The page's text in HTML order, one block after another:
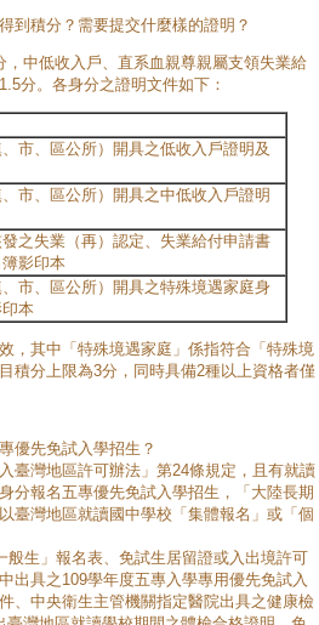
到積分？需要提交什麼樣的證明？
，中低收入戶、直系血親尊親屬支領失業給
分。各身分之證明文件如下：
市、區公所）開具之低收入戶證明及
市、區公所）開具之中低收入戶證明
之失業（再）認定、失業給付申請書
影印本
市、區公所）開具之特殊境遇家庭身
本
，其中「特殊境遇家庭」係指符合「特殊境
積分上限為3分，同時具備2種以上資格者僅
優先免試入學招生？
臺灣地區許可辦法」第24條規定，且有就讀
分報名五專優先免試入學招生，「大陸長期
臺灣地區就讀國中學校「集體報名」或「個
生」報名表、免試生居留證或入出境許可
出具之109學年度五專入學專用優先免試入
、中央衛生主管機關指定醫院出具之健康檢